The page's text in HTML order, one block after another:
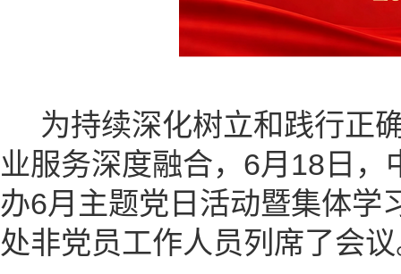
为持续深化树立和践行正
业服务深度融合，6月18日
办6月主题党日活动暨集体学
处非党员工作人员列席了会